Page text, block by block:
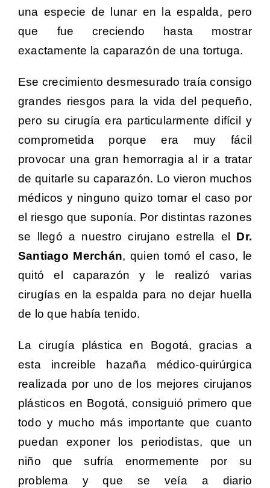
una especie de lunar en la espalda, pero
que fue creciendo hasta mostrar
exactamente la caparazón de una tortuga.
Ese crecimiento desmesurado traía consigo
grandes riesgos para la vida del pequeño,
pero su cirugía era particularmente difícil y
comprometida porque era muy fácil
provocar una gran hemorragia al ir a tratar
de quitarle su caparazón. Lo vieron muchos
médicos y ninguno quizo tomar el caso por
el riesgo que suponía. Por distintas razones
se llegó a nuestro cirujano estrella el Dr.
Santiago Merchán, quien tomó el caso, le
quitó el caparazón y le realizó varias
cirugías en la espalda para no dejar huella
de lo que había tenido.
La cirugía plástica en Bogotá, gracias a
esta increible hazaña médico-quirúrgica
realizada por uno de los mejores cirujanos
plásticos en Bogotá, consiguió primero que
todo y mucho más importante que cuanto
puedan exponer los periodistas, que un
niño que sufría enormemente por su
problema y que se veía a diario